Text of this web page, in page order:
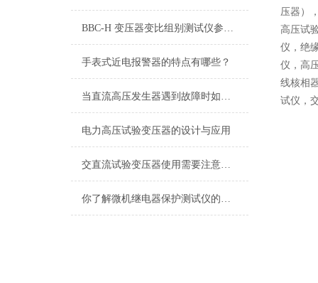
BBC-H 变压器变比组别测试仪参数型号
手表式近电报警器的特点有哪些？
当直流高压发生器遇到故障时如何进修维护
电力高压试验变压器的设计与应用
交直流试验变压器使用需要注意什么？
你了解微机继电器保护测试仪的基础知识吗
压器）
高压试
仪，绝
仪，高
线核相
试仪，